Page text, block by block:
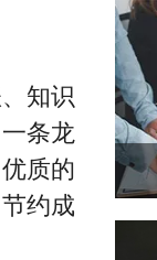
知识
条龙
质的
约成